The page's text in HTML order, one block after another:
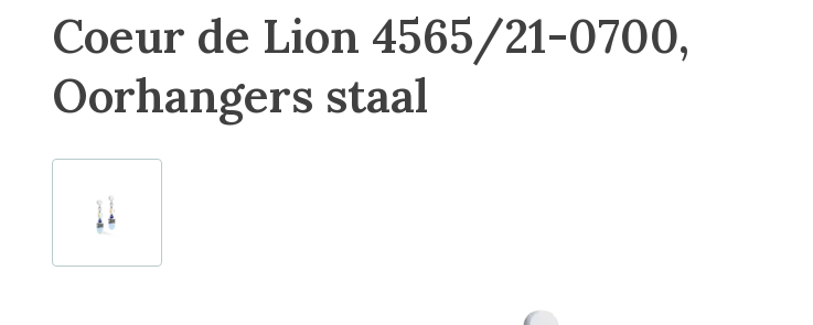
Coeur de Lion 4565/21-0700,
Oorhangers staal